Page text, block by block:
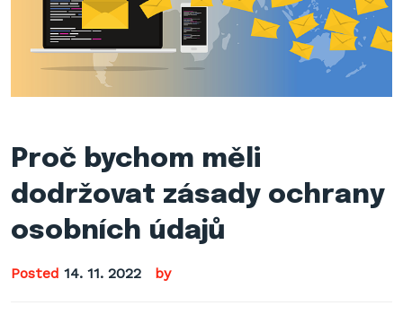
Proč bychom měli
dodržovat zásady ochrany
osobních údajů
Posted 14. 11. 2022 by